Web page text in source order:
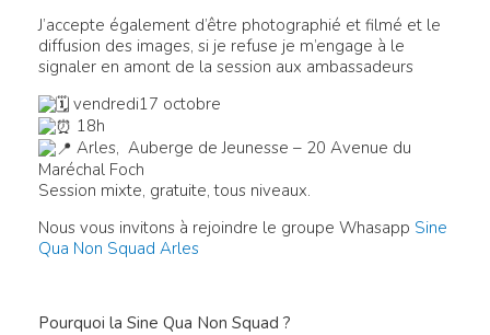
J’accepte également d’être photographié et filmé et le
diffusion des images, si je refuse je m’engage à le
signaler en amont de la session aux ambassadeurs
vendredi17 octobre
18h
Arles, Auberge de Jeunesse – 20 Avenue du
Maréchal Foch
Session mixte, gratuite, tous niveaux.
Nous vous invitons à rejoindre le groupe Whasapp Sine
Qua Non Squad Arles
Pourquoi la Sine Qua Non Squad ?